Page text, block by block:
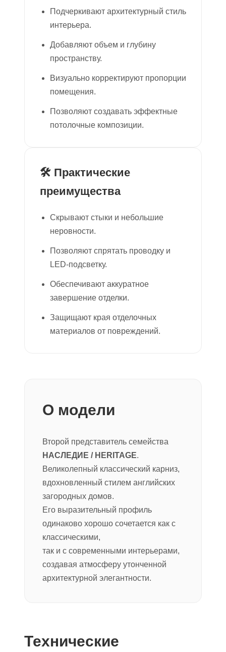
Подчеркивают архитектурный стиль
интерьера.
Добавляют объем и глубину
пространству.
Визуально корректируют пропорции
помещения.
Позволяют создавать эффектные
потолочные композиции.
🛠 Практические
преимущества
Скрывают стыки и небольшие
неровности.
Позволяют спрятать проводку и
LED-подсветку.
Обеспечивают аккуратное
завершение отделки.
Защищают края отделочных
материалов от повреждений.
О модели
Второй представитель семейства
НАСЛЕДИЕ / HERITAGE.
Великолепный классический карниз,
вдохновленный стилем английских
загородных домов.
Его выразительный профиль
одинаково хорошо сочетается как с
классическими,
так и с современными интерьерами,
создавая атмосферу утонченной
архитектурной элегантности.
Технические